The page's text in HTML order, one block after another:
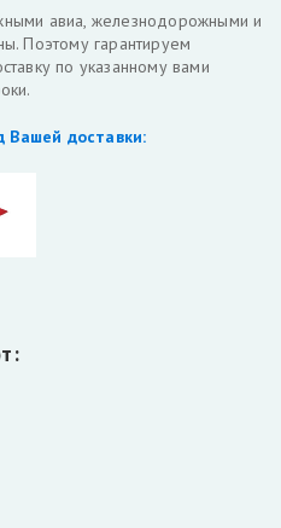
авиа, железнодорожными и
Поэтому гарантируем
по указанному вами
Вашей доставки: